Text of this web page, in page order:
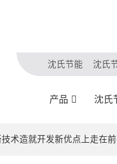
沈氏节能 沈氏
产品 沈氏
术造就开发新优点上走在